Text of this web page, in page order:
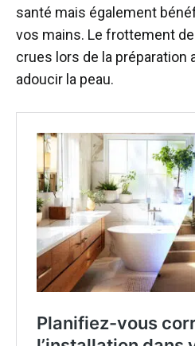
santé mais également
vos mains. Le frottement
crues lors de la préparation
adoucir la peau.